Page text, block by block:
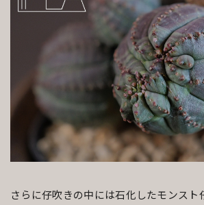
さらに仔吹きの中には石化したモンスト